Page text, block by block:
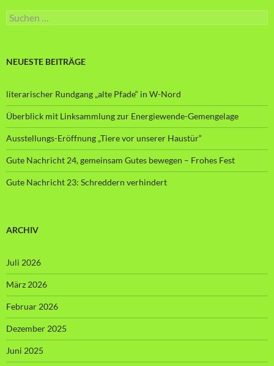
Suche
nach:
NEUESTE BEITRÄGE
literarischer Rundgang „alte Pfade“ in W-Nord
Überblick mit Linksammlung zur Energiewende-Gemengelage
Ausstellungs-Eröffnung „Tiere vor unserer Haustür“
Gute Nachricht 24, gemeinsam Gutes bewegen – Frohes Fest
Gute Nachricht 23: Schreddern verhindert
ARCHIV
Juli 2026
März 2026
Februar 2026
Dezember 2025
Juni 2025